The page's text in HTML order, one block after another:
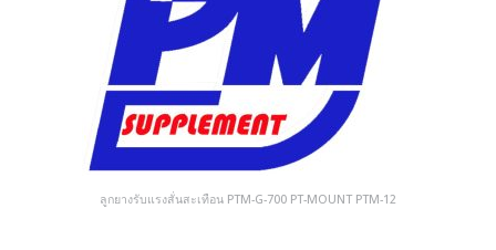
ลูกยางรับแรงสั่นสะเทือน PTM-G-700 PT-MOUNT PTM-12